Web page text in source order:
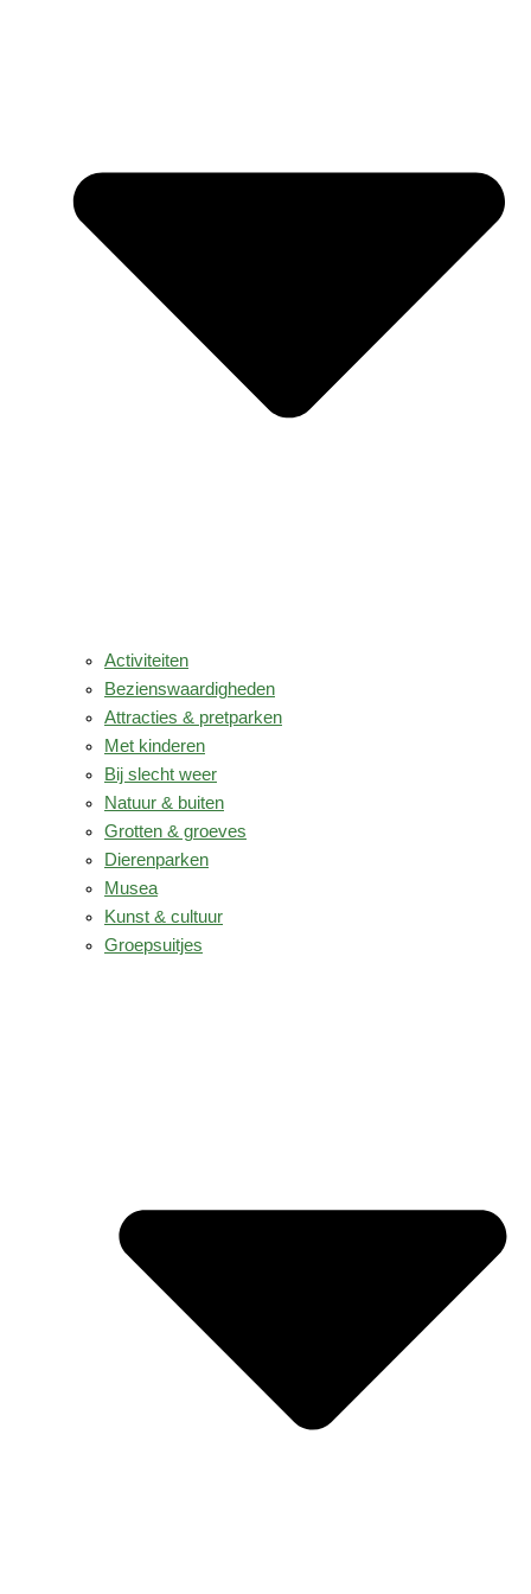
Activiteiten
Bezienswaardigheden
Attracties & pretparken
Met kinderen
Bij slecht weer
Natuur & buiten
Grotten & groeves
Dierenparken
Musea
Kunst & cultuur
Groepsuitjes